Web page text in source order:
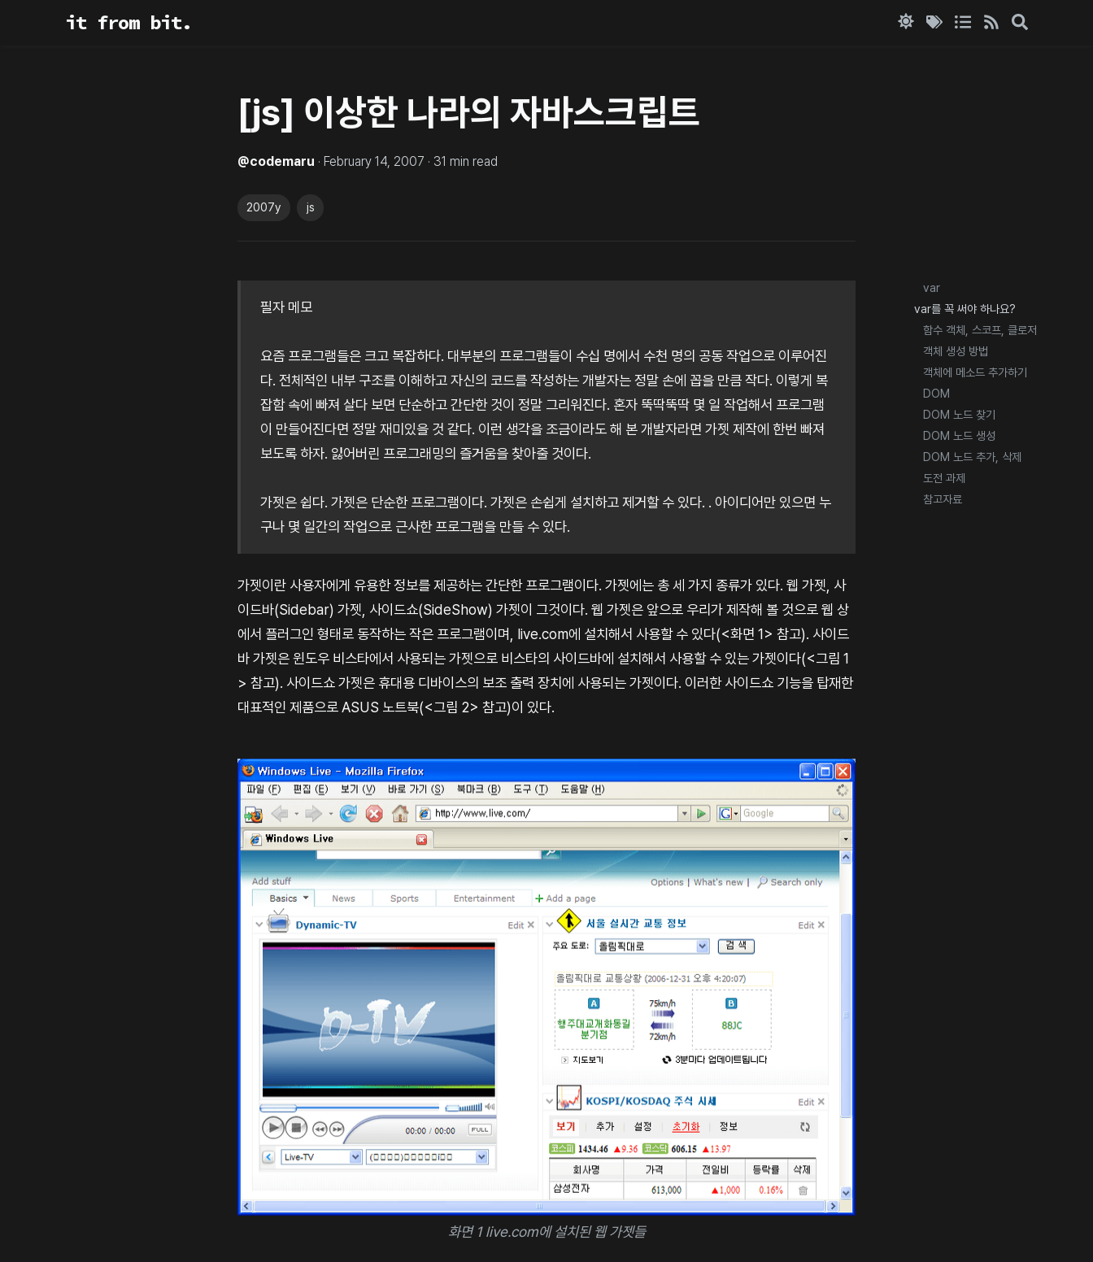
it from bit.
[js] 이상한 나라의 자바스크립트
@codemaru · February 14, 2007 · 31 min read
2007y js
var
var를 꼭 써야 하나요?
함수 객체, 스코프, 클로저
객체 생성 방법
객체에 메소드 추가하기
DOM
DOM 노드 찾기
DOM 노드 생성
DOM 노드 추가, 삭제
도전 과제
참고자료
필자 메모
요즘 프로그램들은 크고 복잡하다. 대부분의 프로그램들이 수십 명에서 수천 명의 공동 작업으로 이루어진
다. 전체적인 내부 구조를 이해하고 자신의 코드를 작성하는 개발자는 정말 손에 꼽을 만큼 작다. 이렇게 복
잡함 속에 빠져 살다 보면 단순하고 간단한 것이 정말 그리워진다. 혼자 뚝딱뚝딱 몇 일 작업해서 프로그램
이 만들어진다면 정말 재미있을 것 같다. 이런 생각을 조금이라도 해 본 개발자라면 가젯 제작에 한번 빠져
보도록 하자. 잃어버린 프로그래밍의 즐거움을 찾아줄 것이다.
가젯은 쉽다. 가젯은 단순한 프로그램이다. 가젯은 손쉽게 설치하고 제거할 수 있다. . 아이디어만 있으면 누
구나 몇 일간의 작업으로 근사한 프로그램을 만들 수 있다.
가젯이란 사용자에게 유용한 정보를 제공하는 간단한 프로그램이다. 가젯에는 총 세 가지 종류가 있다. 웹 가젯, 사
이드바(Sidebar) 가젯, 사이드쇼(SideShow) 가젯이 그것이다. 웹 가젯은 앞으로 우리가 제작해 볼 것으로 웹 상
에서 플러그인 형태로 동작하는 작은 프로그램이며, live.com에 설치해서 사용할 수 있다(<화면 1> 참고). 사이드
바 가젯은 윈도우 비스타에서 사용되는 가젯으로 비스타의 사이드바에 설치해서 사용할 수 있는 가젯이다(<그림 1
> 참고). 사이드쇼 가젯은 휴대용 디바이스의 보조 출력 장치에 사용되는 가젯이다. 이러한 사이드쇼 기능을 탑재한
대표적인 제품으로 ASUS 노트북(<그림 2> 참고)이 있다.
화면 1 live.com에 설치된 웹 가젯들